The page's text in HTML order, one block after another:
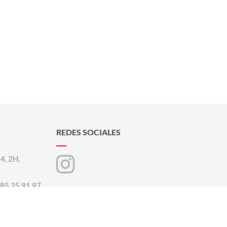
2H,
REDES SOCIALES